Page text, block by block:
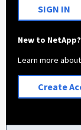
SIGN IN
New to NetApp?
Learn more
Create